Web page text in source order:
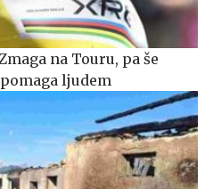
na Touru, pa še
ljudem